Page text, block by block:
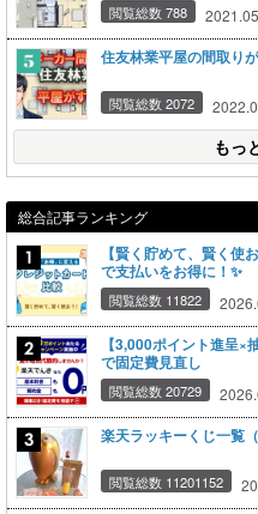
閲覧総数 788
住友林業平屋の間取り
閲覧総数 2072
もっ
総合記事ランキング
【賢く貯めて、賢く使
で支払いをお得に！✨
閲覧総数 11822
【3,000ポイント進呈×
で固定費見直し
閲覧総数 20729
楽天ラッキーくじ一覧（
閲覧総数 11201152